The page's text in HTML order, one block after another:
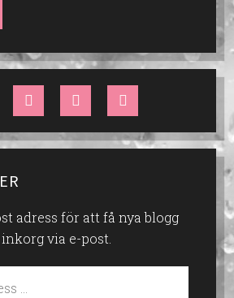
adress för att få nya blogg
via e-post.